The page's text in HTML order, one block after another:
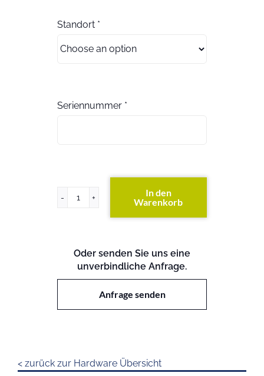
Standort *
Seriennummer *
PowerVault
TL4000
Menge
In den
Warenkorb
Oder senden Sie uns eine
unverbindliche Anfrage.
Anfrage senden
< zurück zur Hardware Übersicht